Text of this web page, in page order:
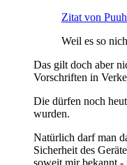
Zitat von
Weil es so
Das gilt doch aber
Vorschriften in
Die dürfen noch
wurden.
Natürlich darf man
Sicherheit des
soweit mir bekannt -